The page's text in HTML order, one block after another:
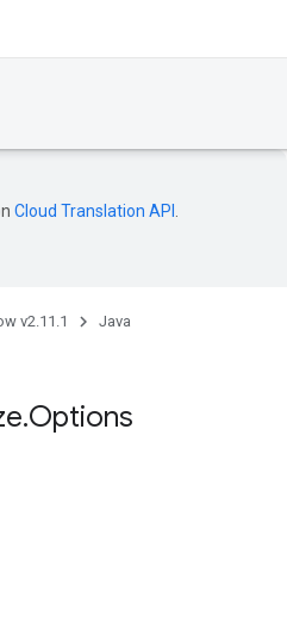
Cloud Translation API
v2.11.1 Java
.Options